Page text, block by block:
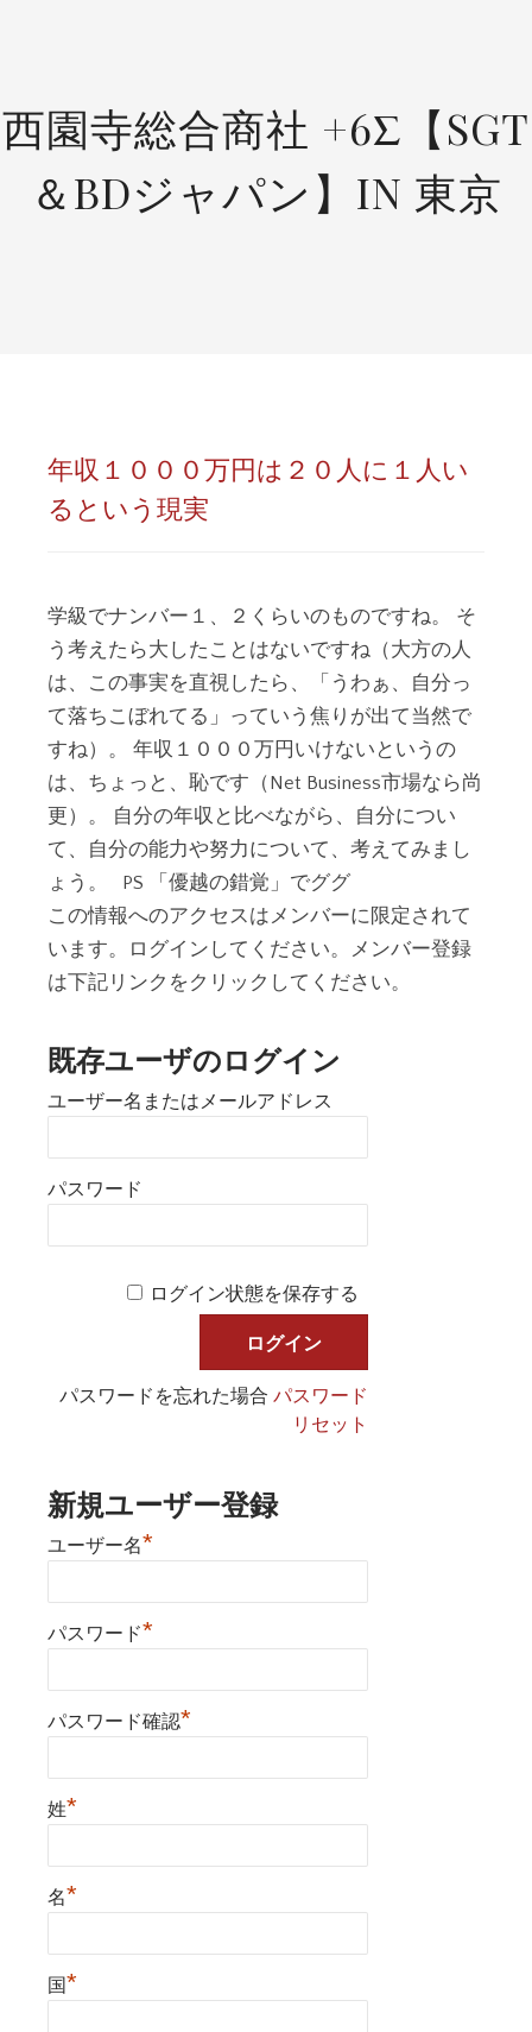
西園寺総合商社 +6Σ【SGT
＆BDジャパン】IN 東京
年収１０００万円は２０人に１人い
るという現実
学級でナンバー１、２くらいのものですね。 そ
う考えたら大したことはないですね（大方の人
は、この事実を直視したら、「うわぁ、自分っ
て落ちこぼれてる」っていう焦りが出て当然で
すね）。 年収１０００万円いけないというの
は、ちょっと、恥です（Net Business市場なら尚
更）。 自分の年収と比べながら、自分につい
て、自分の能力や努力について、考えてみまし
ょう。 PS 「優越の錯覚」でググ
この情報へのアクセスはメンバーに限定されて
います。ログインしてください。メンバー登録
は下記リンクをクリックしてください。
既存ユーザのログイン
ユーザー名またはメールアドレス
パスワード
ログイン状態を保存する
パスワードを忘れた場合パスワード
リセット
新規ユーザー登録
ユーザー名*
パスワード*
パスワード確認*
姓*
名*
国*